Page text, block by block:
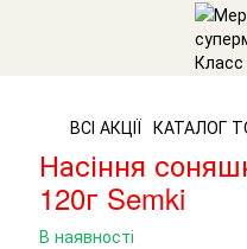
ВСІ АКЦІЇ КАТАЛОГ
Насіння
120г Semki
В наявності